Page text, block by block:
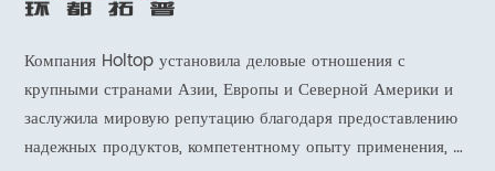
Компания Holtop установила деловые отношения с
крупными странами Азии, Европы и Северной Америки и
заслужила мировую репутацию благодаря предоставлению
надежных продуктов, компетентному опыту применения, а